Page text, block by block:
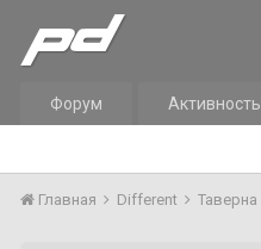
Форум Активность
Главная Different Таверна